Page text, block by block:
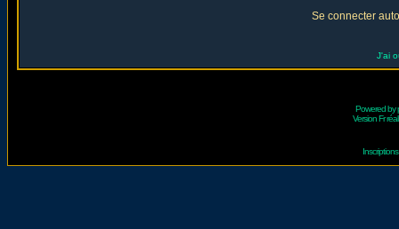
Se connecter
J'ai
Powered by
Version Fr